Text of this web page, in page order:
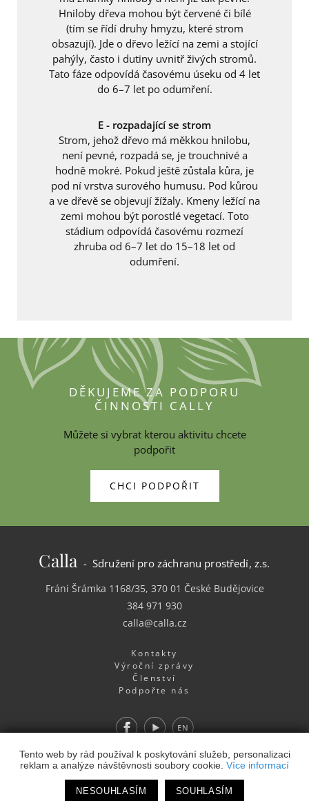
Tento web by rád používal k poskytování služeb, personalizaci
reklam a analýze návštěvnosti soubory cookie. Více informací
NESOUHLASÍM SOUHLASÍM
Hniloby dřeva mohou být červené či bílé
(tím se řídí druhy hmyzu, které strom
obsazují). Jde o dřevo ležící na zemi a stojící
pahýly, často i dutiny uvnitř živých stromů.
Tato fáze odpovídá časovému úseku od 4 let
do 6–7 let po odumření.
E - rozpadající se strom
Strom, jehož dřevo má měkkou hnilobu,
není pevné, rozpadá se, je trouchnivé a
hodně mokré. Pokud ještě zůstala kůra, je
pod ní vrstva surového humusu. Pod kůrou
a ve dřevě se objevují žížaly. Kmeny ležící na
zemi mohou být porostlé vegetací. Toto
stádium odpovídá časovému rozmezí
zhruba od 6–7 let do 15–18 let od
odumření.
DĚKUJEME ZA PODPORU
ČINNOSTI CALLY
Můžete si vybrat kterou aktivitu chcete
podpořit
CHCI PODPOŘIT
Calla- Sdružení pro záchranu prostředí, z.s.
Fráni Šrámka 1168/35, 370 01 České Budějovice
384 971 930
calla@calla.cz
Kontakty
Výroční zprávy
Členství
Podpořte nás
FacebookYoutube EN
Webdesign& Webhosting&publikační systém Toolkit-
Studio